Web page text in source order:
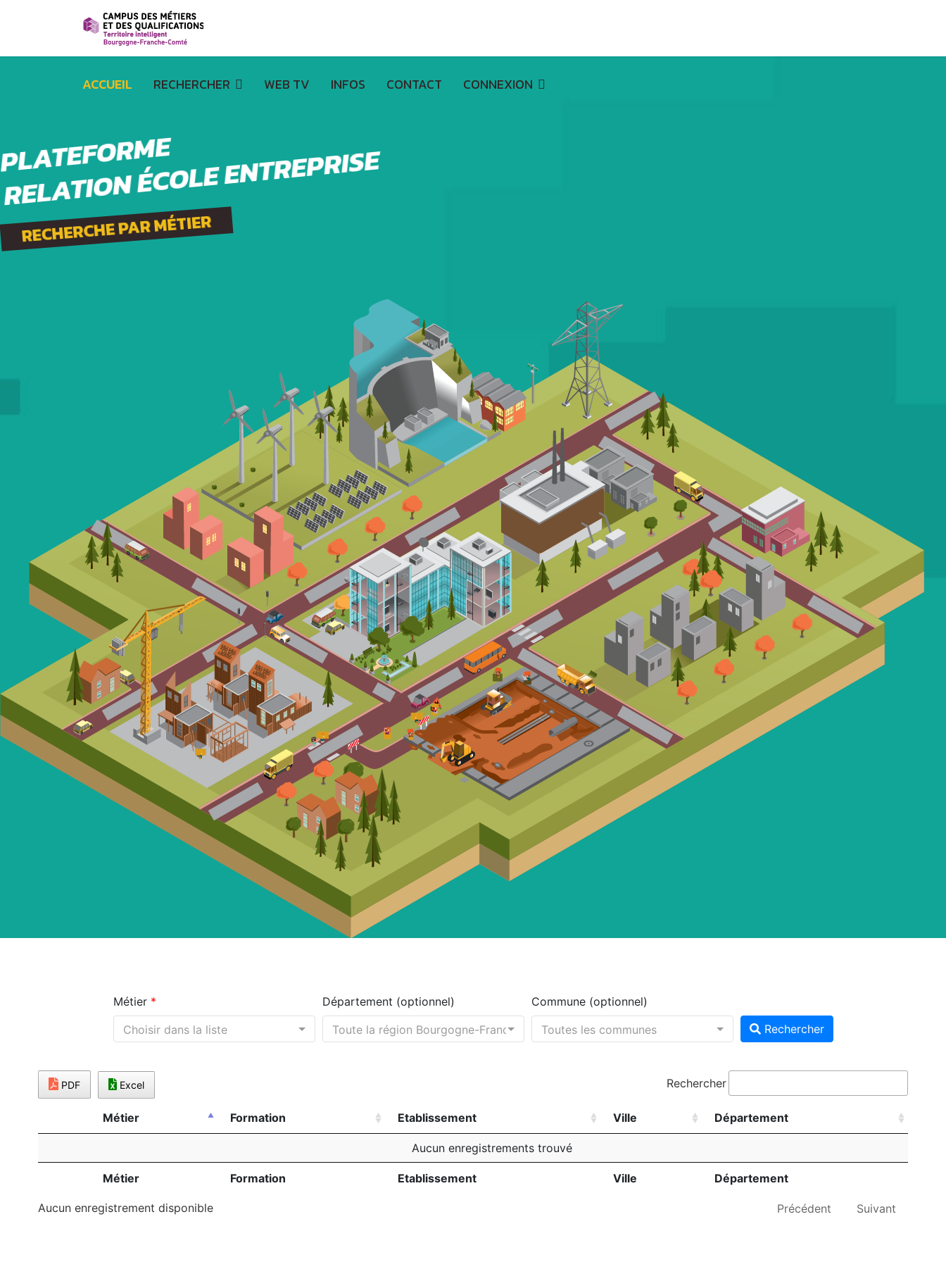
ACCUEIL RECHERCHER WEB TV INFOS CONTACT CONNEXION
RELATION ÉCOLE ENTREPRISE
RECHERCHE PAR MÉTIER